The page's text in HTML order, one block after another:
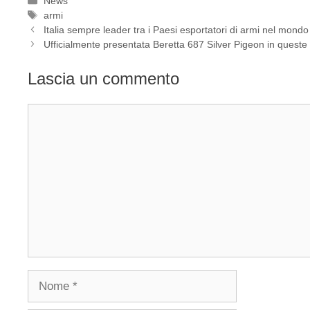
Tag
armi
Italia sempre leader tra i Paesi esportatori di armi nel mondo
Ufficialmente presentata Beretta 687 Silver Pigeon in queste
Lascia un commento
Nome